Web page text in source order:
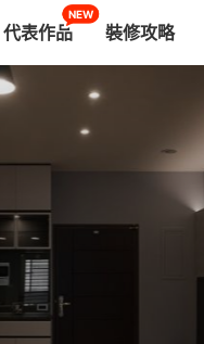
NEW
代表作品 裝修攻略